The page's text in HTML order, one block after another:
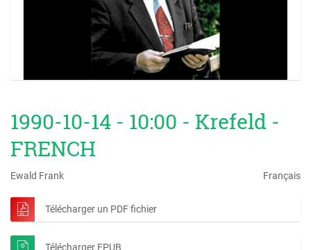
1990-10-14 - 10:00 - Krefeld -
FRENCH
Ewald Frank Français
Télécharger un PDF fichier
Télécharger EPUB